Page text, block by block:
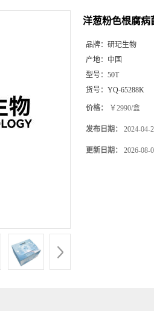
洋葱粉色根腐病
品牌： 研玘生物
产地： 中国
型号： 50T
货号： YQ-65288K
价格： ￥2990/盒
发布日期： 2024-04-
更新日期： 2026-08-